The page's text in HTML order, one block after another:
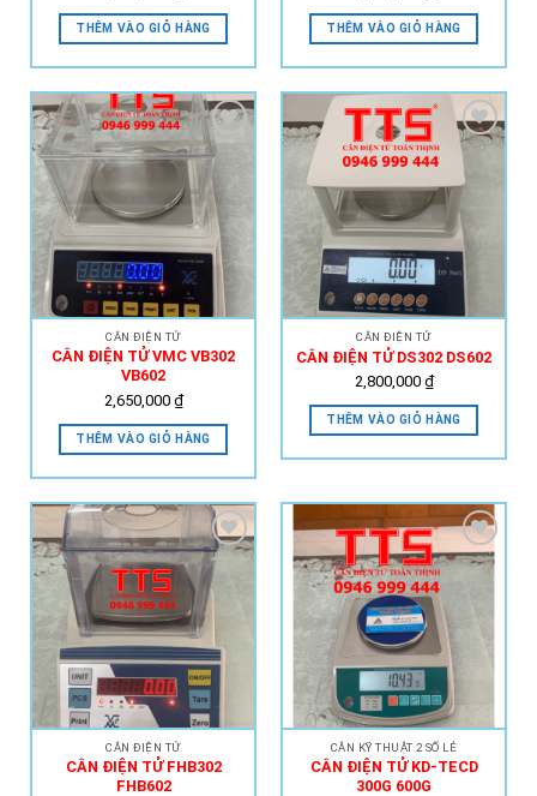
THÊM VÀO GIỎ HÀNG THÊM VÀO GIỎ HÀNG
Add to
Wishlist
CÂN ĐIỆN TỬ
CÂN ĐIỆN TỬ VMC VB302
VB602
2,650,000 ₫
THÊM VÀO GIỎ HÀNG
Wishlist
CÂN ĐIỆN TỬ
CÂN ĐIỆN TỬ DS302 DS602
2,800,000 ₫
THÊM VÀO GIỎ HÀNG
Add to
Wishlist
CÂN ĐIỆN TỬ
CÂN ĐIỆN TỬ FHB302
FHB602
Add to
Wishlist
CÂN KỸ THUẬT 2 SỐ LẺ
CÂN ĐIỆN TỬ KD-TECD
300G 600G